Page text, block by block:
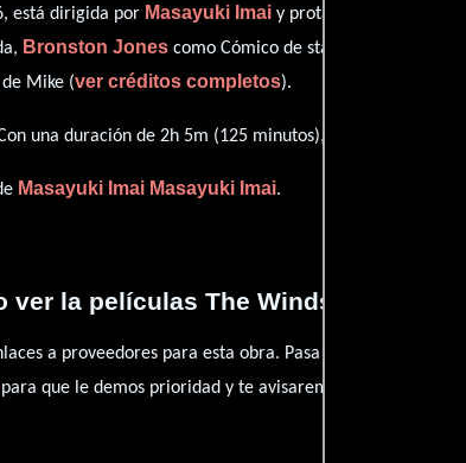
está dirigida por Masayuki Imai y protagonizada por
Bronston Jones como Cómico de stand-up,
Mike (ver créditos completos).
una duración de 2h 5m (125 minutos), esta película
Masayuki Imai Masayuki Imai.
ver la películas The Winds of God:
a proveedores para esta obra. Pasa por nuestro
para que le demos prioridad y te avisaremos cuando se